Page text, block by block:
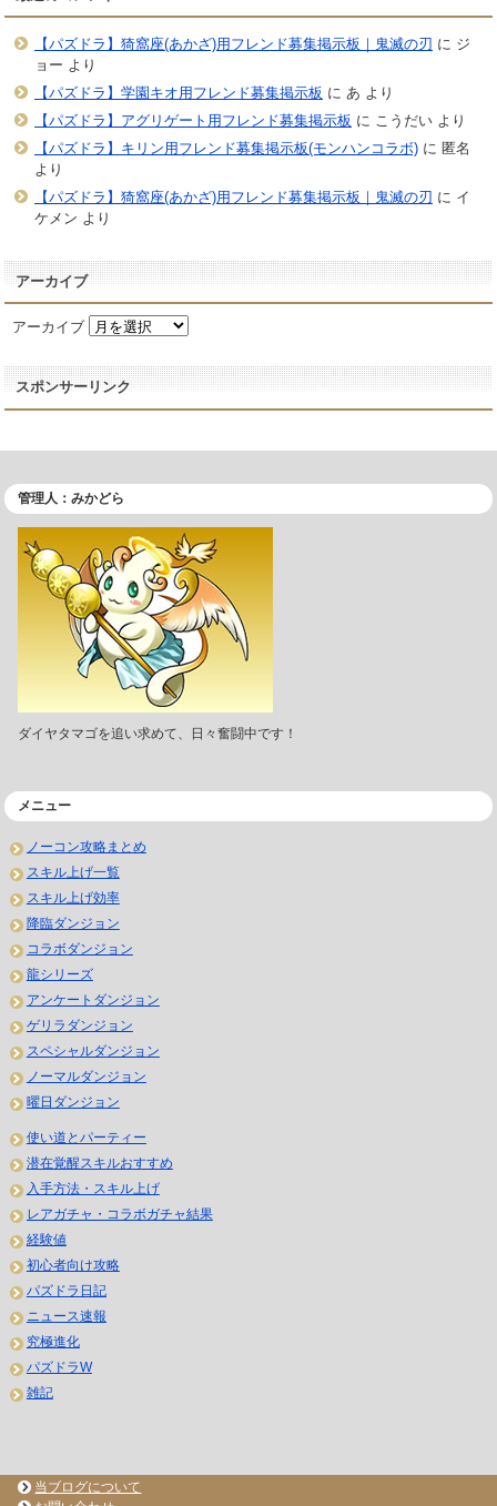
【パズドラ】猗窩座(あかざ)用フレンド募集掲示板｜鬼滅の刃 に ジ
ョー より
【パズドラ】学園キオ用フレンド募集掲示板 に あ より
【パズドラ】アグリゲート用フレンド募集掲示板 に こうだいより
【パズドラ】キリン用フレンド募集掲示板(モンハンコラボ)に 匿名
より
【パズドラ】猗窩座(あかざ)用フレンド募集掲示板｜鬼滅の刃 に イ
ケメン より
アーカイブ
アーカイブ
スポンサーリンク
管理人：みかどら
ダイヤタマゴを追い求めて、日々奮闘中です！
メニュー
ノーコン攻略まとめ
スキル上げ一覧
スキル上げ効率
降臨ダンジョン
コラボダンジョン
龍シリーズ
アンケートダンジョン
ゲリラダンジョン
スペシャルダンジョン
ノーマルダンジョン
曜日ダンジョン
使い道とパーティー
潜在覚醒スキルおすすめ
入手方法・スキル上げ
レアガチャ・コラボガチャ結果
経験値
初心者向け攻略
パズドラ日記
ニュース速報
究極進化
パズドラW
雑記
当ブログについて